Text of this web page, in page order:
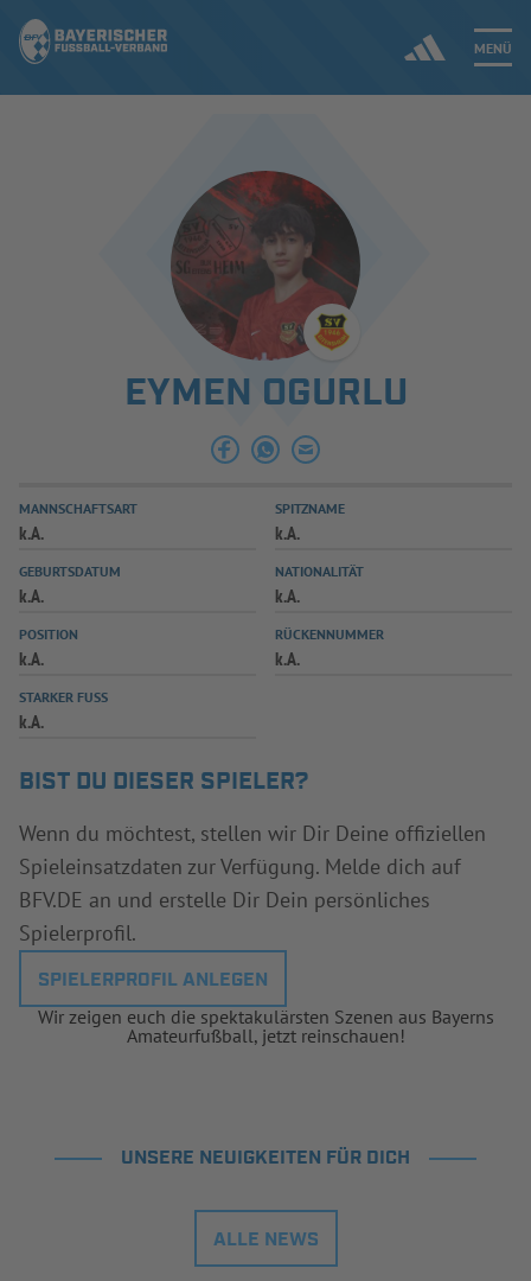
MENÜ
ERGEBNISSE & WETTBEWERBE
SPIELBETRIEB & VERBANDSLEBEN
AUSBILDUNG & FÖRDERUNG
SPIELPLUS
EYMEN OGURLU
MANNSCHAFTSART
k.A.
SPITZNAME
k.A.
GEBURTSDATUM
k.A.
NATIONALITÄT
k.A.
POSITION
k.A.
RÜCKENNUMMER
k.A.
STARKER FUSS
k.A.
BIST DU DIESER SPIELER?
Wenn du möchtest, stellen wir Dir Deine offiziellen
Spieleinsatzdaten zur Verfügung. Melde dich auf
BFV.DE an und erstelle Dir Dein persönliches
Spielerprofil.
SPIELERPROFIL ANLEGEN
Wir zeigen euch die spektakulärsten Szenen aus Bayerns
Amateurfußball, jetzt reinschauen!
UNSERE NEUIGKEITEN FÜR DICH
ALLE NEWS